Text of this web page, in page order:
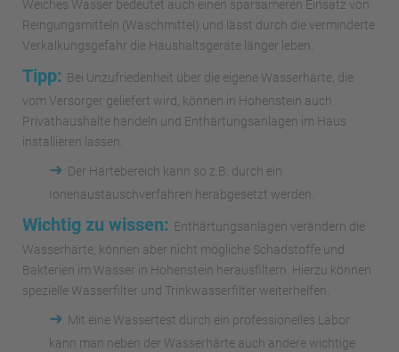
Weiches Wasser bedeutet auch einen sparsameren Einsatz von
Reingungsmitteln (Waschmittel) und lässt durch die verminderte
Verkalkungsgefahr die Haushaltsgeräte länger leben.
Tipp: Bei Unzufriedenheit über die eigene Wasserhärte, die
vom Versorger geliefert wird, können in Hohenstein auch
Privathaushalte handeln und Enthärtungsanlagen im Haus
installieren lassen.
➜ Der Härtebereich kann so z.B. durch ein
Ionenaustauschverfahren herabgesetzt werden.
Wichtig zu wissen: Enthärtungsanlagen verändern die
Wasserhärte, können aber nicht mögliche Schadstoffe und
Bakterien im Wasser in Hohenstein herausfiltern. Hierzu können
spezielle Wasserfilter und Trinkwasserfilter weiterhelfen.
➜ Mit eine Wassertest durch ein professionelles Labor
kann man neben der Wasserhärte auch andere wichtige